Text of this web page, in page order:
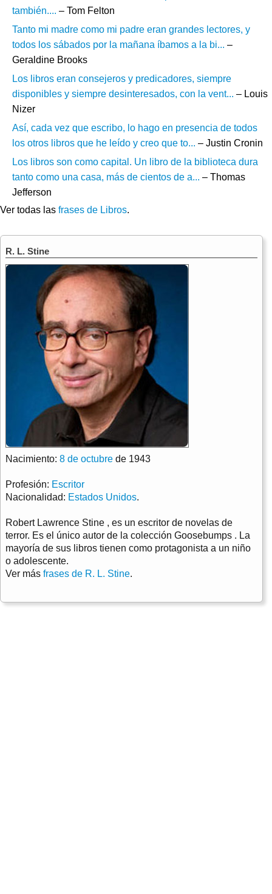
también.... – Tom Felton
Tanto mi madre como mi padre eran grandes lectores, y
todos los sábados por la mañana íbamos a la bi... –
Geraldine Brooks
Los libros eran consejeros y predicadores, siempre
disponibles y siempre desinteresados, con la vent... – Louis
Nizer
Así, cada vez que escribo, lo hago en presencia de todos
los otros libros que he leído y creo que to... – Justin Cronin
Los libros son como capital. Un libro de la biblioteca dura
tanto como una casa, más de cientos de a... – Thomas
Jefferson
Ver todas las frases de Libros.
R. L. Stine
Nacimiento: 8 de octubre de 1943
Profesión: Escritor
Nacionalidad: Estados Unidos.
Robert Lawrence Stine , es un escritor de novelas de
terror. Es el único autor de la colección Goosebumps . La
mayoría de sus libros tienen como protagonista a un niño
o adolescente.
Ver más frases de R. L. Stine.